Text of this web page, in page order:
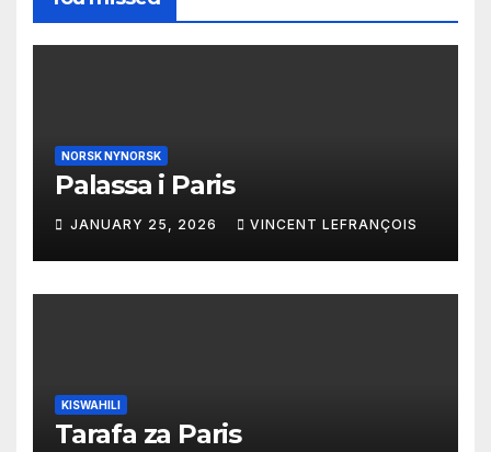
NORSK NYNORSK
Palassa i Paris
JANUARY 25, 2026 VINCENT LEFRANÇOIS
KISWAHILI
Tarafa za Paris